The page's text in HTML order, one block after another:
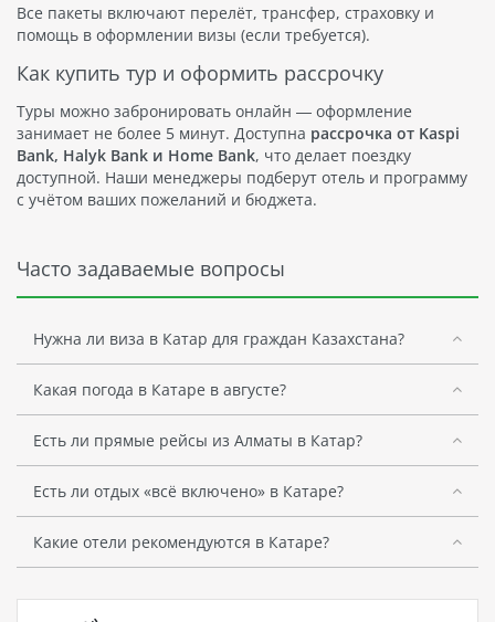
Все пакеты включают перелёт, трансфер, страховку и
помощь в оформлении визы (если требуется).
Как купить тур и оформить рассрочку
Туры можно забронировать онлайн — оформление
занимает не более 5 минут. Доступна рассрочка от Kaspi
Bank, Halyk Bank и Home Bank, что делает поездку
доступной. Наши менеджеры подберут отель и программу
с учётом ваших пожеланий и бюджета.
Часто задаваемые вопросы
Нужна ли виза в Катар для граждан Казахстана?
Какая погода в Катаре в августе?
Есть ли прямые рейсы из Алматы в Катар?
Есть ли отдых «всё включено» в Катаре?
Какие отели рекомендуются в Катаре?